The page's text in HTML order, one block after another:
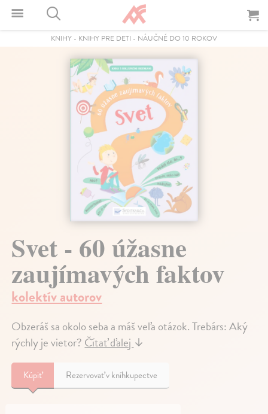
KNIHY - KNIHY PRE DETI - NÁUČNÉ DO 10 ROKOV
Svet - 60 úžasne
zaujímavých faktov
kolektív autorov
Obzeráš sa okolo seba a máš veľa otázok. Trebárs: Aký
rýchly je vietor?Čítať ďalej↓
Kúpiť Rezervovať v kníhkupectve